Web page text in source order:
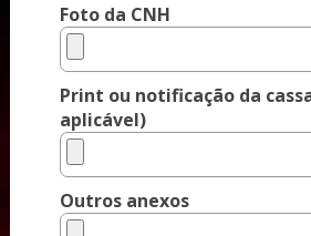
Foto da CNH
Print ou notificação da
aplicável)
Outros anexos